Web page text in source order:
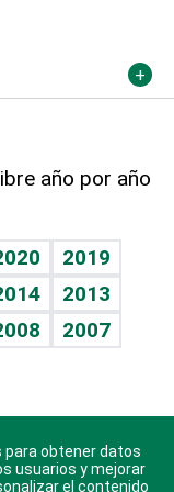
año por año
2019
2013
2007
Android, iOS y
para obtener datos
usuarios y mejorar
el contenido